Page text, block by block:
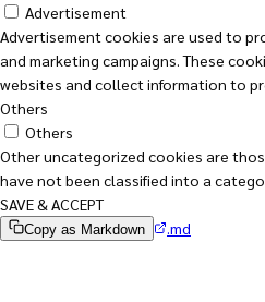
Advertisement
Advertisement cookies are used to
and marketing campaigns. These
websites and collect information to
Others
Others
Other uncategorized cookies are
have not been classified into a
SAVE & ACCEPT
Copy as Markdown .md